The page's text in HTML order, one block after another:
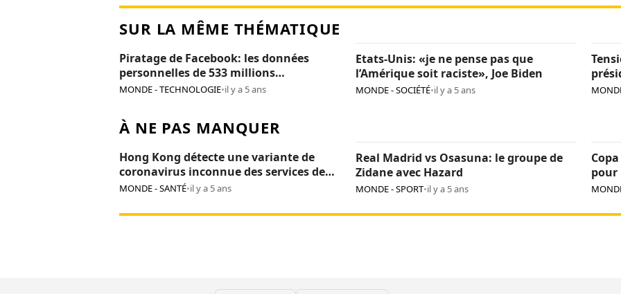
SUR LA MÊME THÉMATIQUE
Piratage de Facebook: les données
personnelles de 533 millions
d’utilisateurs publiées en ligne
MONDE - TECHNOLOGIE•il y a 5 ans
Etats-Unis: «je ne pense pas que
l’Amérique soit raciste», Joe Biden
MONDE - SOCIÉTÉ•il y a 5 ans
À NE PAS MANQUER
Hong Kong détecte une variante de
coronavirus inconnue des services de
santé
MONDE - SANTÉ•il y a 5 ans
Real Madrid vs Osasuna: le groupe de
Zidane avec Hazard
MONDE - SPORT•il y a 5 ans
pour